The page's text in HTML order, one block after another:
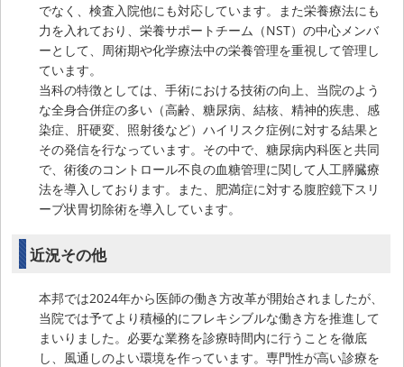
でなく、検査入院他にも対応しています。また栄養療法にも
力を入れており、栄養サポートチーム（NST）の中心メンバ
ーとして、周術期や化学療法中の栄養管理を重視して管理し
ています。
当科の特徴としては、手術における技術の向上、当院のよう
な全身合併症の多い（高齢、糖尿病、結核、精神的疾患、感
染症、肝硬変、照射後など）ハイリスク症例に対する結果と
その発信を行なっています。その中で、糖尿病内科医と共同
で、術後のコントロール不良の血糖管理に関して人工膵臓療
法を導入しております。また、肥満症に対する腹腔鏡下スリ
ーブ状胃切除術を導入しています。
近況その他
本邦では2024年から医師の働き方改革が開始されましたが、
当院では予てより積極的にフレキシブルな働き方を推進して
まいりました。必要な業務を診療時間内に行うことを徹底
し、風通しのよい環境を作っています。専門性が高い診療を